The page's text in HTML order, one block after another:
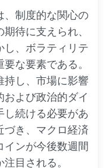
、制度的な関心の
待に支えられ、
し、ボラティリテ
な要素である。
持し、市場に影響
および政治的ダイ
し続ける必要があ
づき、マクロ経済
ンが今後数週間
目される。